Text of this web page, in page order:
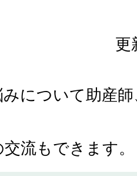
更
について助産
流もできます。